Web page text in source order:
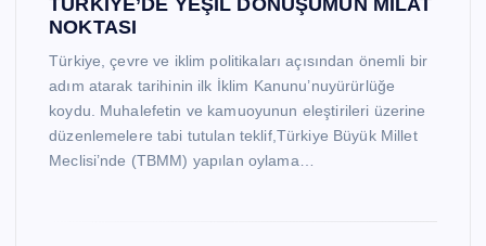
NOKTASI
Türkiye, çevre ve iklim politikaları açısından önemli bir
adım atarak tarihinin ilk İklim Kanunu’nuyürürlüğe
koydu. Muhalefetin ve kamuoyunun eleştirileri üzerine
düzenlemelere tabi tutulan teklif,Türkiye Büyük Millet
Meclisi’nde (TBMM) yapılan oylama…